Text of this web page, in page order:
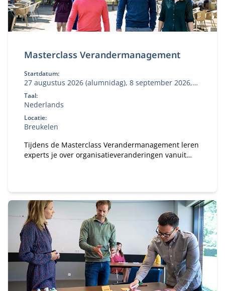
Masterclass Verandermanagement
Startdatum:
27 augustus 2026 (alumnidag), 8 september 2026,
27 oktober 2026
Taal:
Nederlands
Locatie:
Breukelen
Tijdens de Masterclass Verandermanagement leren
experts je over organisatieveranderingen vanuit